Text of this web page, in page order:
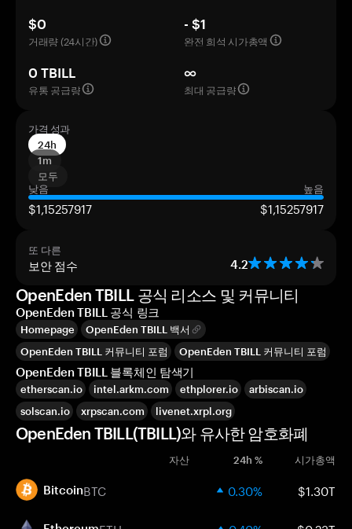
$0
거래량 (24시간)
- $1
완전 희석 시가총액
0 TBILL
유통 공급량
∞
최대 공급량
가격 성과
24h
1m
모두
낮음
높음
$1,15257917 $1,15257917
또 다른
보안 점수 4.2
OpenEden TBILL 공식 리소스 및 커뮤니티
OpenEden TBILL 공식 링크
Homepage
OpenEden TBILL 백서
OpenEden TBILL 커뮤니티 포럼
OpenEden TBILL 커뮤니티 포럼
OpenEden TBILL 블록체인 탐색기
etherscan.io intel.arkm.com ethplorer.io
arbiscan.io
solscan.io
xrpscan.com livenet.xrpl.org
OpenEden TBILL(TBILL)와 유사한 암호화폐
자산 24h % 시가총액
BitcoinBTC 0.30% $1.30T